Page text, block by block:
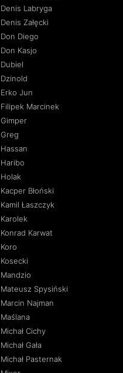
Denis Labryga
Denis Załęcki
Don Diego
Don Kasjo
Dubiel
Dzinold
Erko Jun
Filipek Marcinek
Gimper
Greg
Hassan
Haribo
Holak
Kacper Błoński
Kamil Łaszczyk
Karolek
Konrad Karwat
Koro
Kosecki
Mandzio
Mateusz Spysiński
Marcin Najman
Maślana
Michał Cichy
Michał Gała
Michał Pasternak